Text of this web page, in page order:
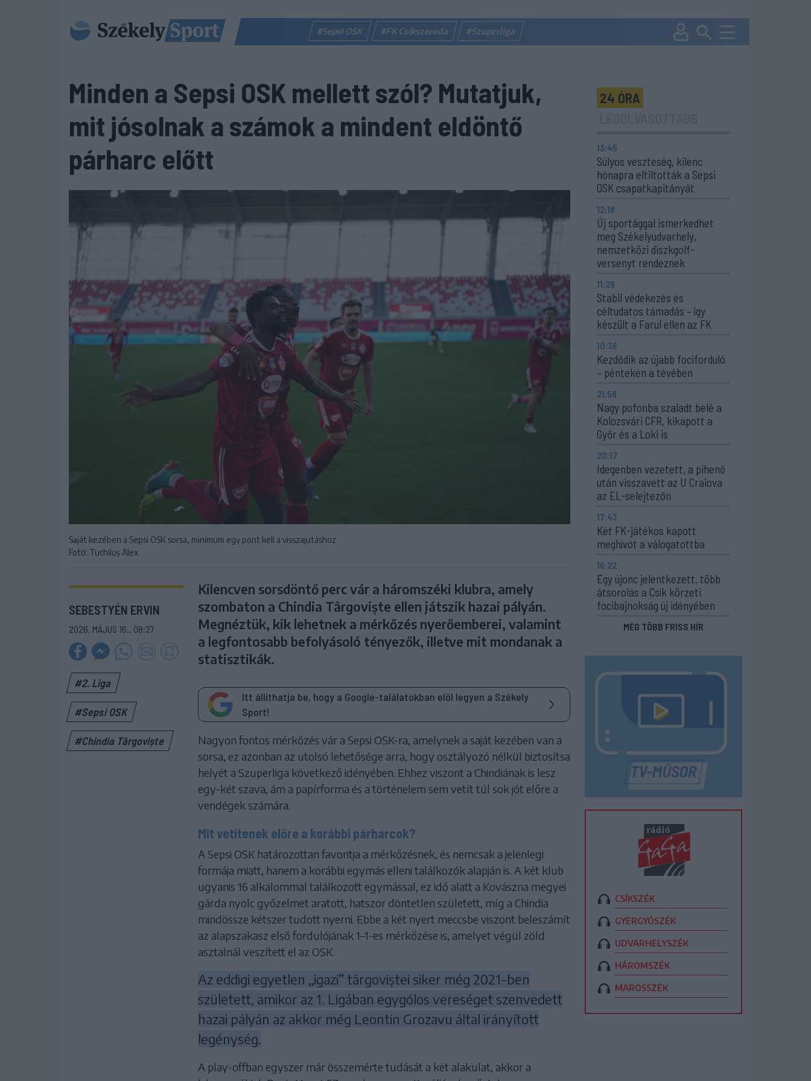
#Sepsi OSK #FK Csíkszereda #Szuperliga
Minden a Sepsi OSK mellett szól? Mutatjuk,
mit jósolnak a számok a mindent eldöntő
párharc előtt
Saját kezében a Sepsi OSK sorsa, minimum egy pont kell a visszajutáshoz
Fotó: Tuchiluș Alex
SEBESTYÉN ERVIN
2026. MÁJUS 16., 08:27
#2. Liga
#Sepsi OSK
#Chindia Târgoviște
Kilencven sorsdöntő perc vár a háromszéki klubra, amely
szombaton a Chindia Târgoviște ellen játszik hazai pályán.
Megnéztük, kik lehetnek a mérkőzés nyerőemberei, valamint
a legfontosabb befolyásoló tényezők, illetve mit mondanak a
statisztikák.
Itt állíthatja be, hogy a Google-találatokban elöl legyen a Székely
Sport!
Nagyon fontos mérkőzés vár a Sepsi OSK-ra, amelynek a saját kezében van a
sorsa, ez azonban az utolsó lehetősége arra, hogy osztályozó nélkül biztosítsa
helyét a Szuperliga következő idényében. Ehhez viszont a Chindiának is lesz
egy-két szava, ám a papírforma és a történelem sem vetít túl sok jót előre a
vendégek számára.
Mit vetítenek előre a korábbi párharcok?
A Sepsi OSK határozottan favoritja a mérkőzésnek, és nemcsak a jelenlegi
formája miatt, hanem a korábbi egymás elleni találkozók alapján is. A két klub
ugyanis 16 alkalommal találkozott egymással, ez idő alatt a Kovászna megyei
gárda nyolc győzelmet aratott, hatszor döntetlen született, míg a Chindia
mindössze kétszer tudott nyerni. Ebbe a két nyert meccsbe viszont beleszámít
az alapszakasz első fordulójának 1–1-es mérkőzése is, amelyet végül zöld
asztalnál veszített el az OSK.
Az eddigi egyetlen „igazi” târgoviștei siker még 2021-ben
született, amikor az 1. Ligában egygólos vereséget szenvedett
hazai pályán az akkor még Leontin Grozavu által irányított
legénység.
A play-offban egyszer már összemérte tudását a két alakulat, akkor a
24 ÓRA
13:45
Súlyos veszteség, kilenc
hónapra eltiltották a Sepsi
OSK csapatkapitányát
12:18
Új sportággal ismerkedhet
meg Székelyudvarhely,
nemzetközi diszkgolf-
versenyt rendeznek
11:29
Stabil védekezés és
céltudatos támadás – így
készült a Farul ellen az FK
10:36
Kezdődik az újabb fociforduló
– pénteken a tévében
21:58
Nagy pofonba szaladt belé a
Kolozsvári CFR, kikapott a
Győr és a Loki is
20:17
Idegenben vezetett, a pihenő
után visszavett az U Craiova
az EL-selejtezőn
17:43
Két FK-játékos kapott
meghívót a válogatottba
16:22
Egy újonc jelentkezett, több
átsorolás a Csík körzeti
focibajnokság új idényében
MÉG TÖBB FRISS HÍR
CSÍKSZÉK
GYERGYÓSZÉK
UDVARHELYSZÉK
HÁROMSZÉK
MAROSSZÉK